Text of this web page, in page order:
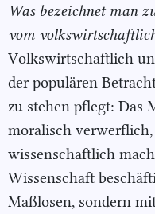
Was bezeichnet man
vom volkswirt
Volkswirtschaftlich
der populären
zu stehen pflegt: Das
moralisch
wissenschaftlich
Wissenschaft
Maßlosen, sondern